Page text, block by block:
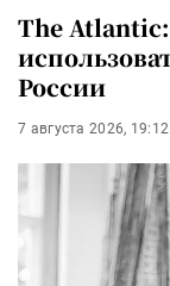
The
России
7 августа 2026, 19:12